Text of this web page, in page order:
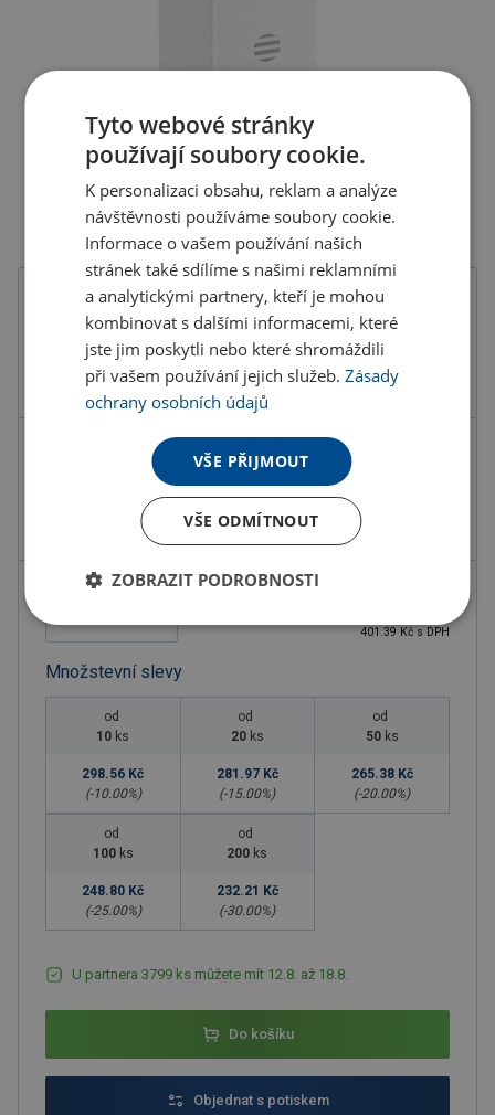
Barva
401.39 Kč s DPH
Množstevní slevy
od
10 ks
298.56 Kč
(-10.00%)
od
20 ks
281.97 Kč
(-15.00%)
od
50 ks
265.38 Kč
(-20.00%)
od
100 ks
248.80 Kč
(-25.00%)
od
200 ks
232.21 Kč
(-30.00%)
U partnera 3799 ks můžete mít 12.8. až 18.8.
Do košíku
Objednat s potiskem
Tyto webové stránky
používají soubory cookie.
K personalizaci obsahu, reklam a analýze
návštěvnosti používáme soubory cookie.
Informace o vašem používání našich
stránek také sdílíme s našimi reklamními
a analytickými partnery, kteří je mohou
kombinovat s dalšími informacemi, které
jste jim poskytli nebo které shromáždili
při vašem používání jejich služeb.Zásady
ochrany osobních údajů
VŠE PŘIJMOUT
VŠE ODMÍTNOUT
ZOBRAZIT PODROBNOSTI